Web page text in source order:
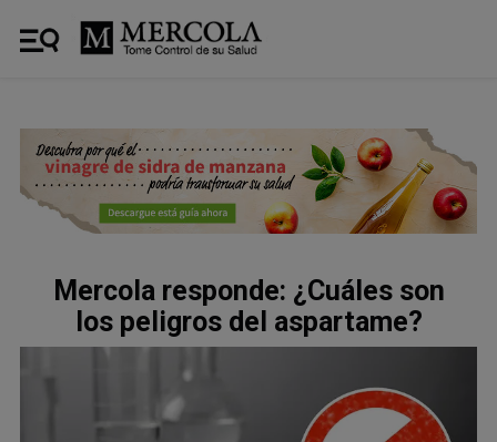
Mercola responde: ¿Cuáles son
los peligros del aspartame?